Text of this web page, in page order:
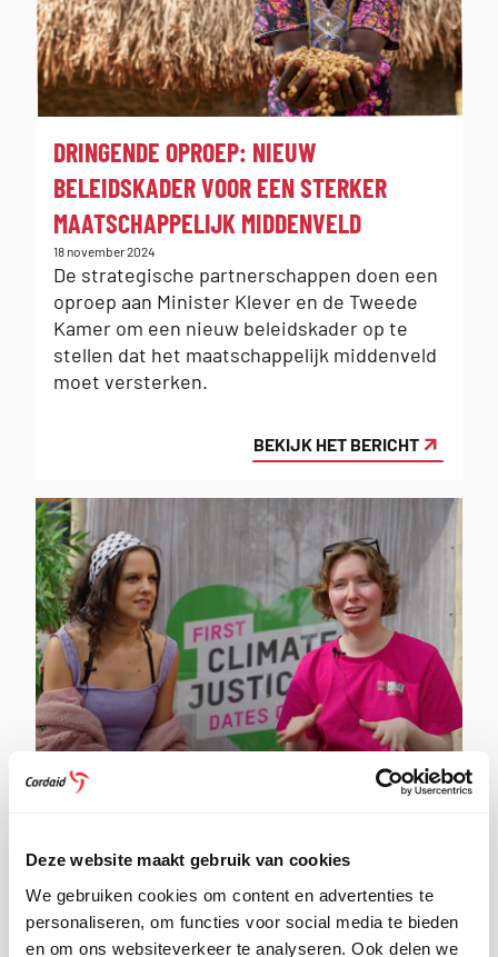
Deze website maakt gebruik van cookies
We gebruiken cookies om content en advertenties te
personaliseren, om functies voor social media te bieden
en om ons websiteverkeer te analyseren. Ook delen we
:
DRINGENDE OPROEP: NIEUW
BELEIDSKADER VOOR EEN STERKER
MAATSCHAPPELIJK MIDDENVELD
Gepubliceerd
op:
18 november 2024
De strategische partnerschappen doen een
oproep aan Minister Klever en de Tweede
Kamer om een nieuw beleidskader op te
stellen dat het maatschappelijk middenveld
moet versterken.
BEKIJK HET BERICHT
:
MELD JE AAN VOOR DE DAG VAN DE
Gepubliceerd
26 september 2024
Wil jij bijdragen aan een duurzame en
rechtvaardige wereld? Kom op dinsdag 22
oktober 2024 naar de Dag van de